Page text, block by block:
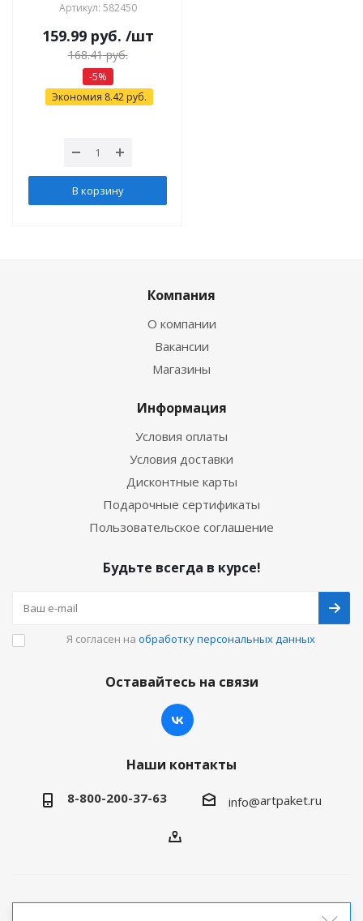
Артикул: 582450
159.99руб. /шт
168.41руб.
-5%
Экономия 8.42руб.
В корзину
Компания
О компании
Вакансии
Магазины
Информация
Условия оплаты
Условия доставки
Дисконтные карты
Подарочные сертификаты
Пользовательское соглашение
Будьте всегда в курсе!
Я согласен на обработку персональных данных
Оставайтесь на связи
Наши контакты
8-800-200-37-63 info@artpaket.ru